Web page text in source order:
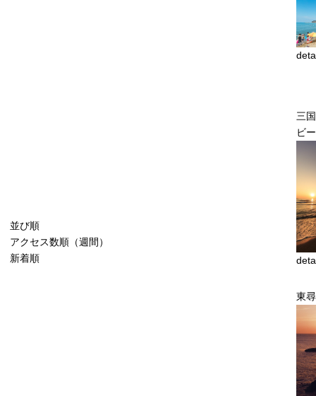
並び順
アクセス数順（週間）
新着順
三
ビ
東